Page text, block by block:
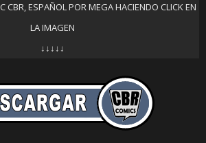
CBR, ESPAÑOL POR MEGA HACIENDO CLICK EN
LA IMAGEN
↓↓↓↓↓